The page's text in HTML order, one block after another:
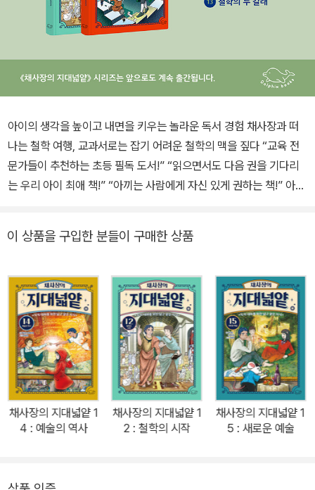
아이의 생각을 높이고 내면을 키우는 놀라운 독서 경험 채사장과 떠
나는 철학 여행, 교과서로는 잡기 어려운 철학의 맥을 짚다 “교육 전
문가들이 추천하는 초등 필독 도서!” “읽으면서도 다음 권을 기다리
는 우리 아이 최애 책!” “아끼는 사람에게 자신 있게 권하는 책!” 아이
려주는 기초 지식일 뿐만 아니라, 스스로를 이해하고 자신이 살고 있
하는 게 가능한가? 라는 질문은 기우에 불과했다. <채사장의 지대넓
얕> 시리즈를 통해 아이들은 넓게 뻗어 나가는 지식을 익혔고, 부모
들은 이 책이 단순한 학습만화와는 다르다는 것을 알게 되었다. 아이
와 부모 모두 시야가 넓어지고 풍성한 지적 대화를 나누는 기쁨을 누
리게 된 것이다. 이제 우리의 지식 여행은 역사, 경제, 정치, 사회 윤리
와 과학을 거쳐 마침내 철학의 핵심에 이르렀다. 철학이야말로 가장
세계를 확장해 주는 지식이다. 공부를 잘하기 위해, 관계를 잘 맺기 위
해, 현실을 잘 살아내기 위해서는 인간과 삶의 본질에 대해서 알아야
질문은 이제까지는 학교와 일상에 밀려난 것이었을 수도 있지만, 지
이 상품을 구입한 분들이 구매한 상품
채사장의 지대넓얕 1
4 : 예술의 역사
채사장의 지대넓얕 1
2 : 철학의 시작
채사장의 지대넓얕 1
5 : 새로운 예술